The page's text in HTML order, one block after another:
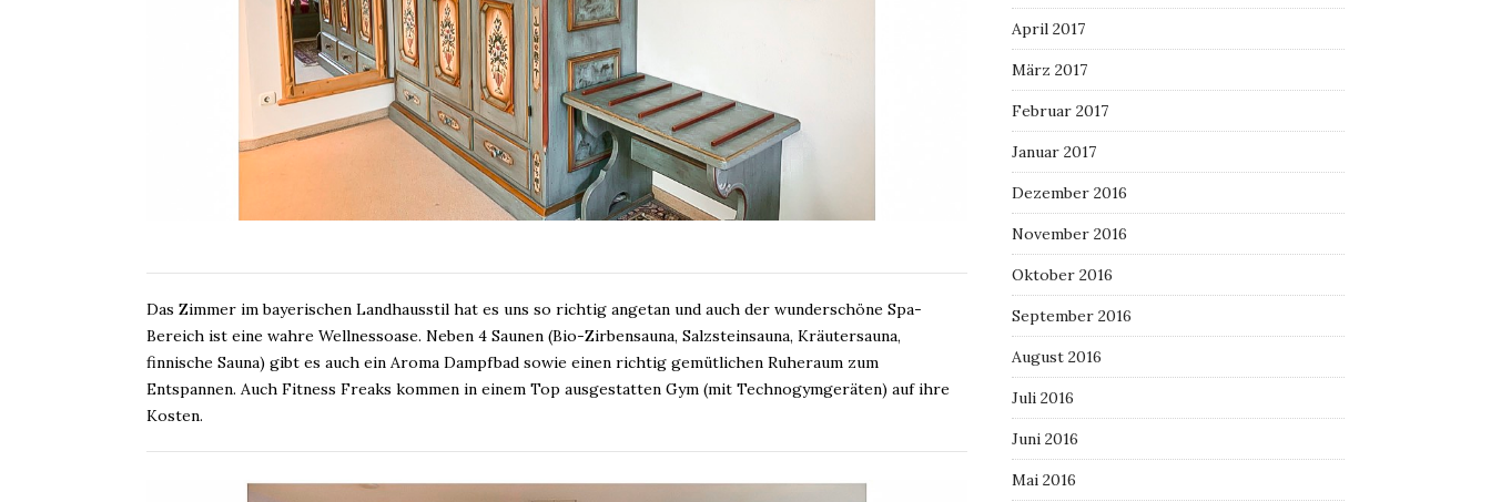
Das Zimmer im bayerischen Landhausstil hat es uns so richtig angetan und auch der wunderschöne Spa-
Bereich ist eine wahre Wellnessoase. Neben 4 Saunen (Bio-Zirbensauna, Salzsteinsauna, Kräutersauna,
finnische Sauna) gibt es auch ein Aroma Dampfbad sowie einen richtig gemütlichen Ruheraum zum
Entspannen. Auch Fitness Freaks kommen in einem Top ausgestatten Gym (mit Technogymgeräten) auf ihre
Kosten.
April 2017
März 2017
Februar 2017
Januar 2017
Dezember 2016
November 2016
Oktober 2016
September 2016
August 2016
Juli 2016
Juni 2016
Mai 2016